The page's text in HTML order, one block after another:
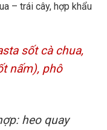
– trái cây, hợp khẩu
sốt cà chua,
nấm), phô
heo quay